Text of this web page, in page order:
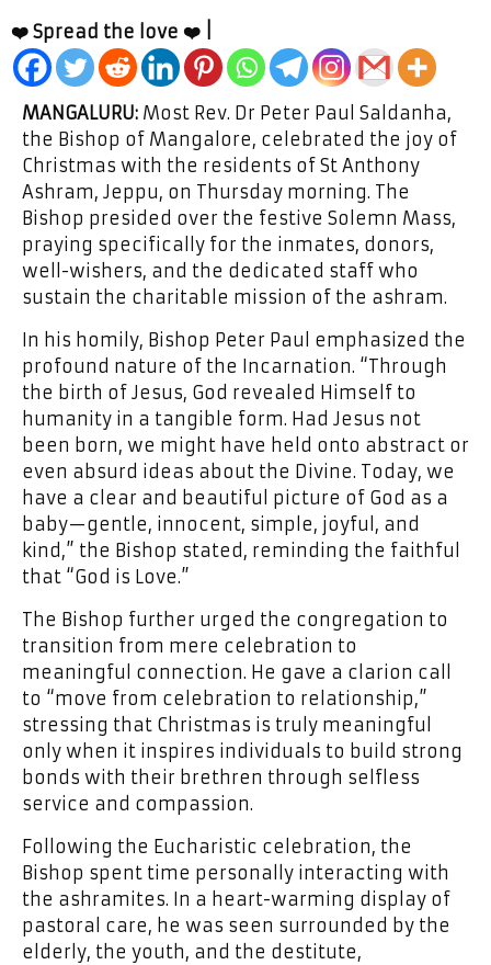
❤️ Spread the love ❤️ |
MANGALURU: Most Rev. Dr Peter Paul Saldanha,
the Bishop of Mangalore, celebrated the joy of
Christmas with the residents of St Anthony
Ashram, Jeppu, on Thursday morning. The
Bishop presided over the festive Solemn Mass,
praying specifically for the inmates, donors,
well-wishers, and the dedicated staff who
sustain the charitable mission of the ashram.
In his homily, Bishop Peter Paul emphasized the
profound nature of the Incarnation. “Through
the birth of Jesus, God revealed Himself to
humanity in a tangible form. Had Jesus not
been born, we might have held onto abstract or
even absurd ideas about the Divine. Today, we
have a clear and beautiful picture of God as a
baby—gentle, innocent, simple, joyful, and
kind,” the Bishop stated, reminding the faithful
that “God is Love.”
The Bishop further urged the congregation to
transition from mere celebration to
meaningful connection. He gave a clarion call
to “move from celebration to relationship,”
stressing that Christmas is truly meaningful
only when it inspires individuals to build strong
bonds with their brethren through selfless
service and compassion.
Following the Eucharistic celebration, the
Bishop spent time personally interacting with
the ashramites. In a heart-warming display of
pastoral care, he was seen surrounded by the
elderly, the youth, and the destitute,